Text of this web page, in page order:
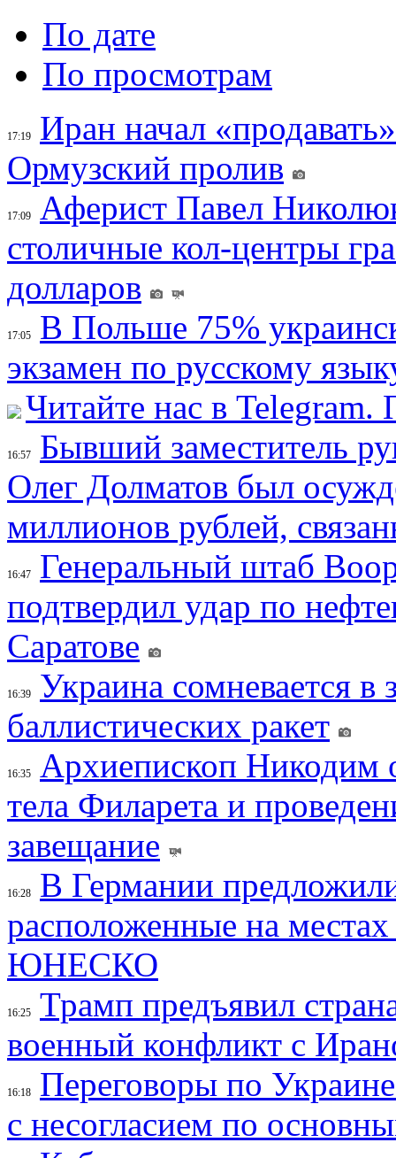
По дате
По просмотрам
17:19
Иран начал
Ормузский пролив
17:09
Аферист Павел
столичные кол-центры
долларов
17:05
В Польше 75%
экзамен по русскому
Читайте нас в
16:57
Бывший заместитель
Олег Долматов был
миллионов рублей,
16:47
Генеральный штаб
подтвердил удар по
Саратове
16:39
Украина сомневается в
баллистических ракет
16:35
Архиепископ
тела Филарета и
завещание
16:28
В Германии
расположенные на
ЮНЕСКО
16:25
Трамп предъявил
военный конфликт с
16:18
Переговоры по
с несогласием по